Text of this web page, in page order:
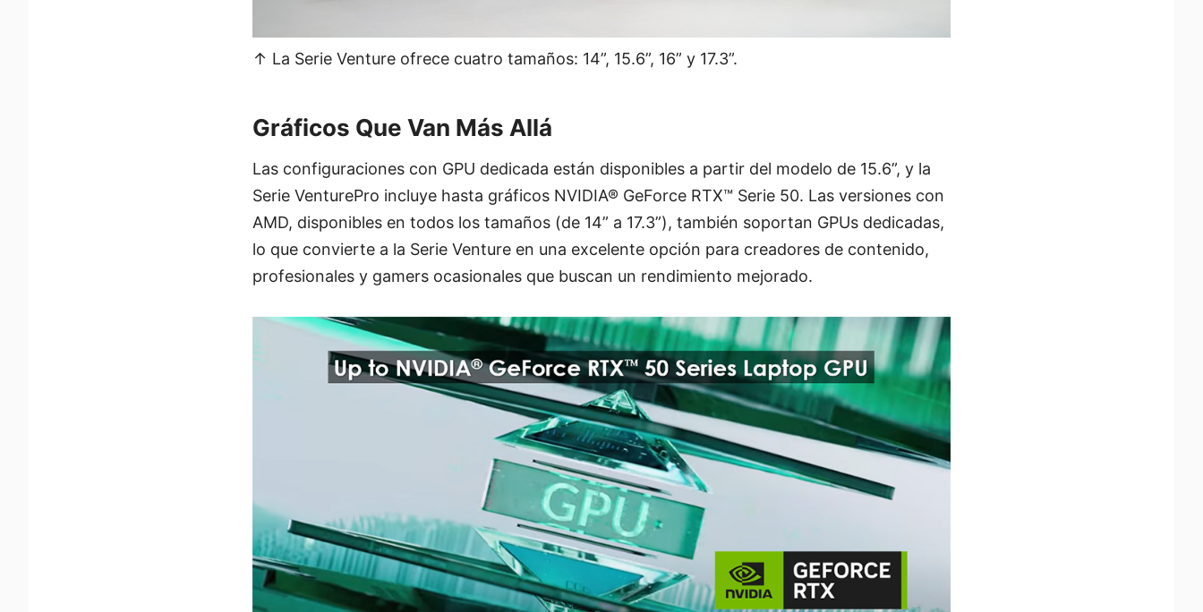
↑ La Serie Venture ofrece cuatro tamaños: 14”, 15.6”, 16” y 17.3”.
Gráficos Que Van Más Allá
Las configuraciones con GPU dedicada están disponibles a partir del modelo de 15.6”, y la
Serie VenturePro incluye hasta gráficos NVIDIA® GeForce RTX™ Serie 50. Las versiones con
AMD, disponibles en todos los tamaños (de 14” a 17.3”), también soportan GPUs dedicadas,
lo que convierte a la Serie Venture en una excelente opción para creadores de contenido,
profesionales y gamers ocasionales que buscan un rendimiento mejorado.